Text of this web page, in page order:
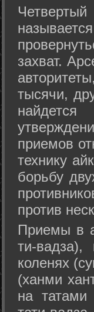
захват.
тысячи,
приемов
технику
борьбу
против
Приемы в
ти-
коленях
(ханми
на татами